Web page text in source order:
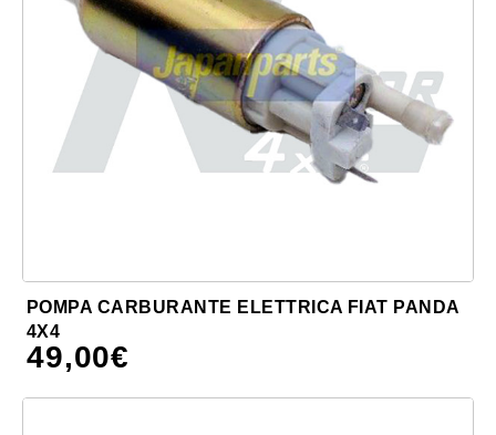
POMPA CARBURANTE ELETTRICA FIAT PANDA
4X4
49,00€